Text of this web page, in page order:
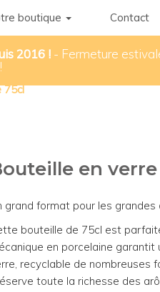
boutique Contact
2016 ! - Fermeture
75cl
en verre
grand format pour les grandes
bouteille de 75cl est
en porcelaine
recyclable de nombreuses
toute la richesse des